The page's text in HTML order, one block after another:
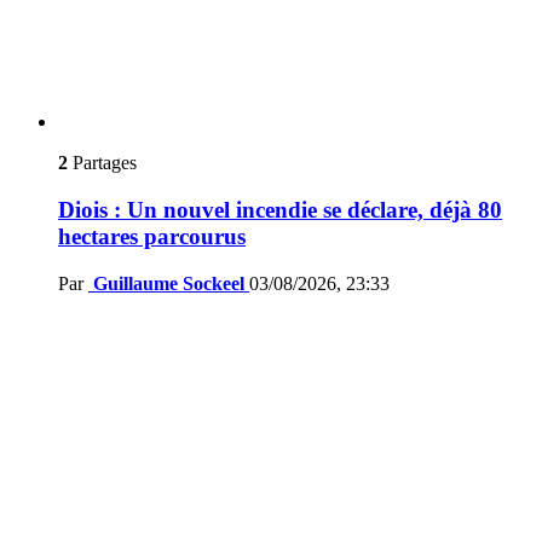
2 Partages
Diois : Un nouvel incendie se déclare, déjà 80
hectares parcourus
Par Guillaume Sockeel 03/08/2026, 23:33